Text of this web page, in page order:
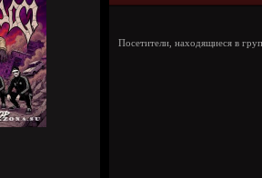
Посетители, находящиеся в